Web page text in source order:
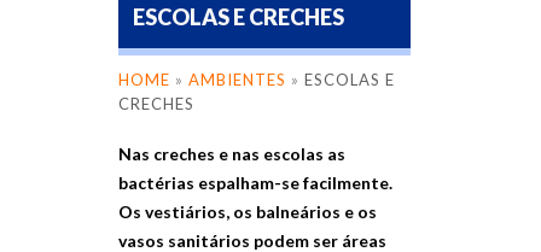
ESCOLAS E CRECHES
HOME » AMBIENTES » ESCOLAS E
CRECHES
Nas creches e nas escolas as
bactérias espalham-se facilmente.
Os vestiários, os balneários e os
vasos sanitários podem ser áreas